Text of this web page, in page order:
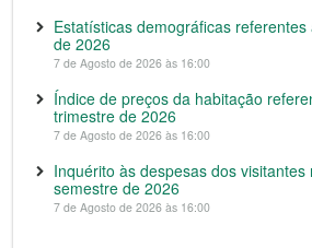
Estatísticas demográficas
de 2026
7 de Agosto de 2026 às 16:00
Índice de preços da habitação
trimestre de 2026
7 de Agosto de 2026 às 16:00
Inquérito às despesas dos
semestre de 2026
7 de Agosto de 2026 às 16:00